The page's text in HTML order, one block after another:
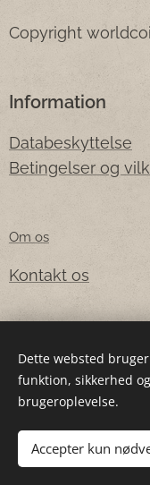
Copyright
Information
Databeskyttelse
Betingelser og
Om os
Kontakt os
Dette websted
funktion, sikkerhed
brugeroplevelse.
Accepter kun